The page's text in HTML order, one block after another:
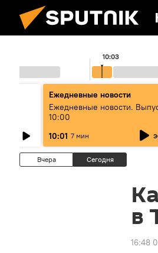
10:03
Ежедневные новости
Ежедневные новости.
10:00
10:01 7 мин
Вчера Сегодня
в
16:48